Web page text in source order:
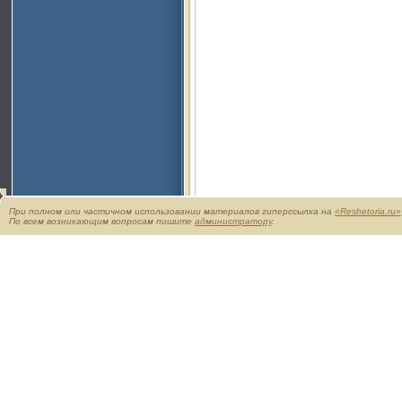
При полном или частичном использовании материалов гиперссылка на «Reshetoria.ru»
По всем возникающим вопросам пишите администратору.